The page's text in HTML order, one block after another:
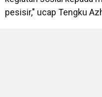
pesisir," ucap Tengku